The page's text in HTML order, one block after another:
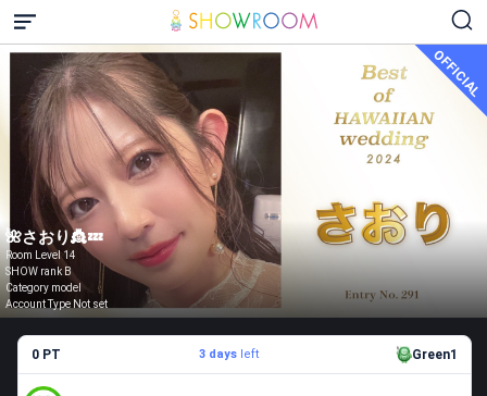
OFFICIAL
🌺さおり👸💤
Room Level 14
SHOW rank B
Category model
Account Type Not set
0 PT 3 daysleft Green1